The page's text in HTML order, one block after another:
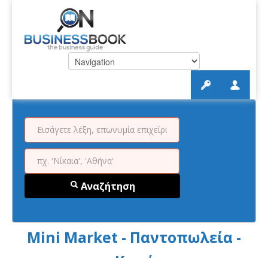
Αναζήτηση
Mini Market - Παντοπωλεία -